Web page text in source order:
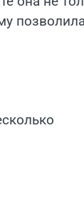
позволила